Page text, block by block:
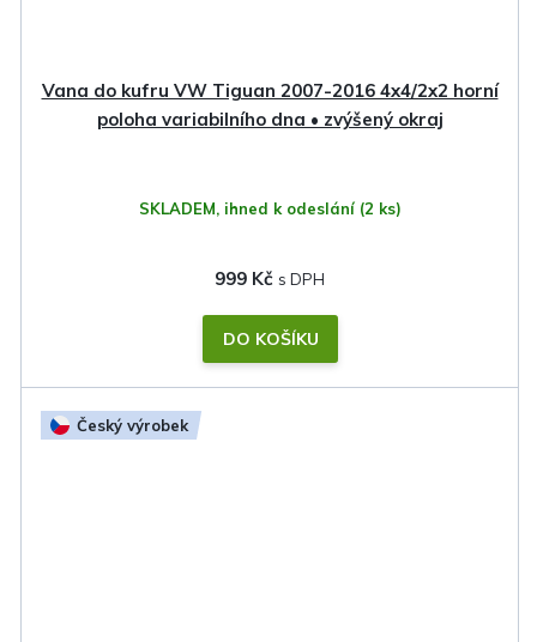
Vana do kufru VW Tiguan 2007-2016 4x4/2x2 horní
poloha variabilního dna • zvýšený okraj
SKLADEM, ihned k odeslání (2 ks)
999 Kč
DO KOŠÍKU
Český výrobek